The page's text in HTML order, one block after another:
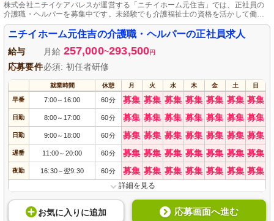
株式会社ニチイケアパレスが運営する「ニチイホーム元住吉」では、正社員の
介護職・ヘルパーを募集中です。未経験でも介護福祉士の資格を活かして働け
るチャンスです。年間休日111日以上、特別休暇も充実しており、育児支援にも
力を入れています。利用者さま一人ひとりに寄り添い、その人らしい生活をサ
ポートしませんか。安心して長く働ける環境が整っています。
ニチイホーム元住吉の介護職・ヘルパーの正社員求人
給与 月給 257,000~293,500円
応募要件必須: 初任者研修
就業時間 休憩 月 火 水 木 金 土 日
早番 7:00～ 16:00 60分 募集 募集 募集 募集 募集 募集 募集
日勤 8:00～ 17:00 60分 募集 募集 募集 募集 募集 募集 募集
日勤 9:00～ 18:00 60分 募集 募集 募集 募集 募集 募集 募集
遅番 11:00～ 20:00 60分 募集 募集 募集 募集 募集 募集 募集
夜勤 16:30～翌9:30 60分 募集 募集 募集 募集 募集 募集 募集
詳細を見る
お気に入り に追加 応募画面へ進む